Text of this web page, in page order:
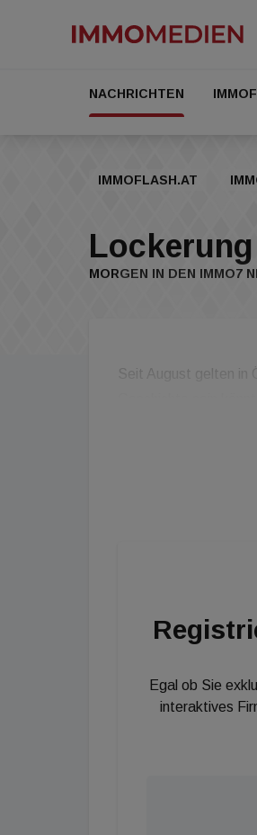
NACHRICHTEN
IMMOFLASH.AT
MORGEN IN DEN IMMO7
Seit August gelten in
Woche in unserem
Egal ob Sie
interaktives